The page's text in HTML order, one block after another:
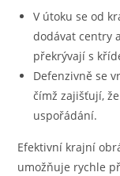
V útoku se od
dodávat centry
překrývají s
Defenzivně se
čímž zajišťují,
uspořádání.
Efektivní krajní
umožňuje rychle